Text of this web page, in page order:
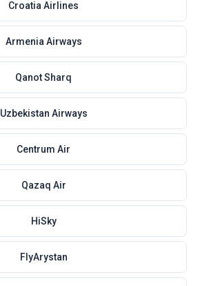
Croatia Airlines
Armenia Airways
Qanot Sharq
Uzbekistan Airways
Centrum Air
Qazaq Air
HiSky
FlyArystan